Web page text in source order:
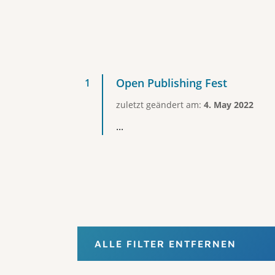
Open Publishing Fest
zuletzt geändert am: 4. May 2022
...
ALLE FILTER ENTFERNEN